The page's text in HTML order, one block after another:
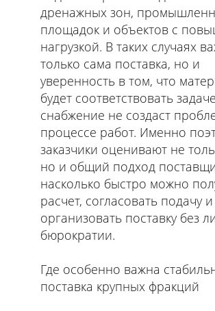
дренажных зон,
площадок и объектов с
нагрузкой. В таких случаях
только сама поставка, но и
уверенность в том, что
будет соответствовать
снабжение не создаст
процессе работ. Именно
заказчики оценивают не
но и общий подход
насколько быстро можно
расчет, согласовать подачу и
организовать поставку без
бюрократии.
Где особенно важна
поставка крупных фракций